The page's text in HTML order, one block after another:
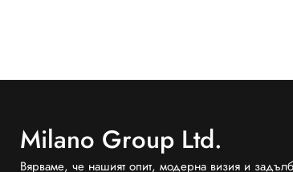
Milano Group Ltd.
Вярваме, че нашият опит, модерна визия и